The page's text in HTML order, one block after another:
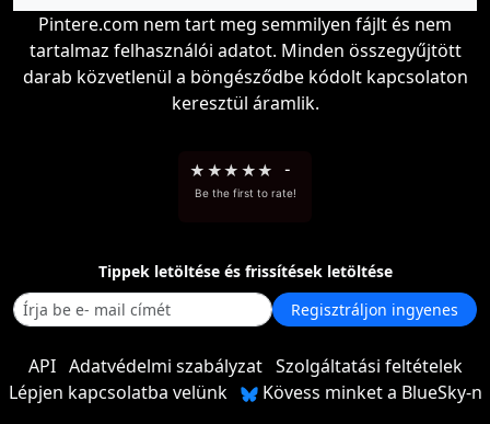
Pintere.com nem tart meg semmilyen fájlt és nem
tartalmaz felhasználói adatot. Minden összegyűjtött
darab közvetlenül a böngésződbe kódolt kapcsolaton
keresztül áramlik.
★ ★★ ★★ -
Be the first to rate!
Tippek letöltése és frissítések letöltése
Regisztráljon ingyenes
API Adatvédelmi szabályzat Szolgáltatási feltételek
Lépjen kapcsolatba velünk
Kövess minket a BlueSky-n